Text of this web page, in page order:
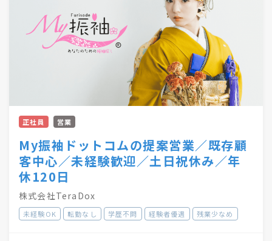
正社員 営業
My振袖ドットコムの提案営業／既存顧
客中心／未経験歓迎／土日祝休み／年
休120日
株式会社TeraDox
未経験OK 転勤なし 学歴不問 経験者優遇 残業少なめ